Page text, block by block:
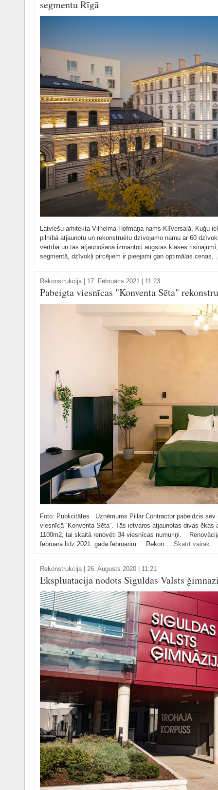
segmentu Rīgā
Latviešu arhitekta Vilhelma Hofmaņa nams Klīversalā, Kuģu
pilnībā atjaunotu un rekonstruētu dzīvojamo namu ar 60
vērtība un tās atjaunošanā izmantoti augstas klases
segmentā, dzīvokļi pircējiem ir pieejami gan optimālas cenas,
Rekonstrukcija| 17. Februāris 2021 | 11:23
Pabeigta viesnīcas "Konventa Sēta"
Foto: Publicitātes Uzņēmums Pillar Contractor pabeidzis
viesnīcā “Konventa Sēta”. Tās ietvaros atjaunotas divas
1100m2, tai skaitā renovēti 34 viesnīcas numuriņi.
februāra līdz 2021. gada februārim. Rekon ... Skatīt vairāk
Rekonstrukcija| 26. Augusts 2020 | 11:21
Ekspluatācijā nodots Siguldas Valsts